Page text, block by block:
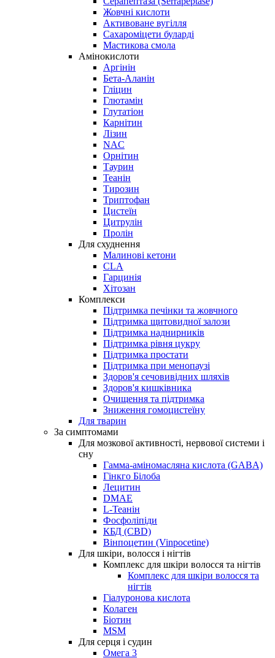
Жовчні кислоти
Активоване вугілля
Сахароміцети буларді
Мастикова смола
Амінокислоти
Аргінін
Бета-Аланін
Гліцин
Глютамін
Глутатіон
Карнітин
Лізин
NAC
Орнітин
Таурин
Теанін
Тирозин
Триптофан
Цистеїн
Цитрулін
Пролін
Для схуднення
Малинові кетони
CLA
Гарцинія
Хітозан
Комплекси
Підтримка печінки та жовчного
Підтримка щитовидної залози
Підтримка наднирників
Підтримка рівня цукру
Підтримка простати
Підтримка при менопаузі
Здоров'я сечовивідних шляхів
Здоров'я кишківника
Очищення та підтримка
Зниження гомоцистеїну
Для тварин
За симптомами
Для мозкової активності, нервової системи і
сну
Гамма-аміномасляна кислота (GABA)
Гінкго Білоба
Лецитин
DMAE
L-Теанін
Фосфоліпіди
КБД (CBD)
Вінпоцетин (Vinpocetine)
Для шкіри, волосся і нігтів
Комплекс для шкіри волосся та нігтів
Комплекс для шкіри волосся та
нігтів
Гіалуронова кислота
Колаген
Біотин
MSM
Для серця і судин
Омега 3